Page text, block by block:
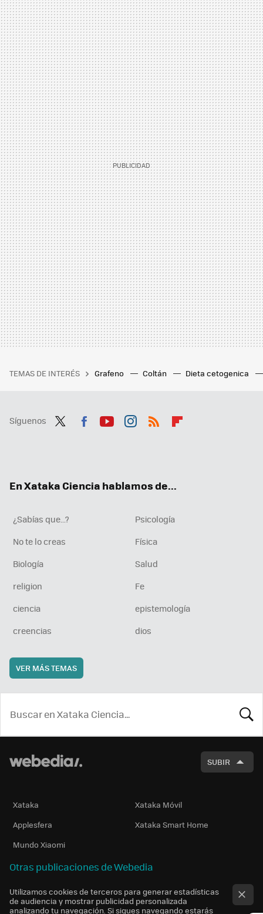
TEMAS DE INTERÉS Grafeno Coltán Dieta cetogenica
Síguenos
En Xataka Ciencia hablamos de...
¿Sabías que...?
Psicología
No te lo creas
Física
Biología
Salud
religion
Fe
ciencia
epistemología
creencias
dios
VER MÁS TEMAS
SUBIR
Xataka
Xataka Móvil
Applesfera
Xataka Smart Home
Mundo Xiaomi
Otras publicaciones de Webedia
Utilizamos cookies de terceros para generar estadísticas
de audiencia y mostrar publicidad personalizada
analizando tu navegación. Si sigues navegando estarás